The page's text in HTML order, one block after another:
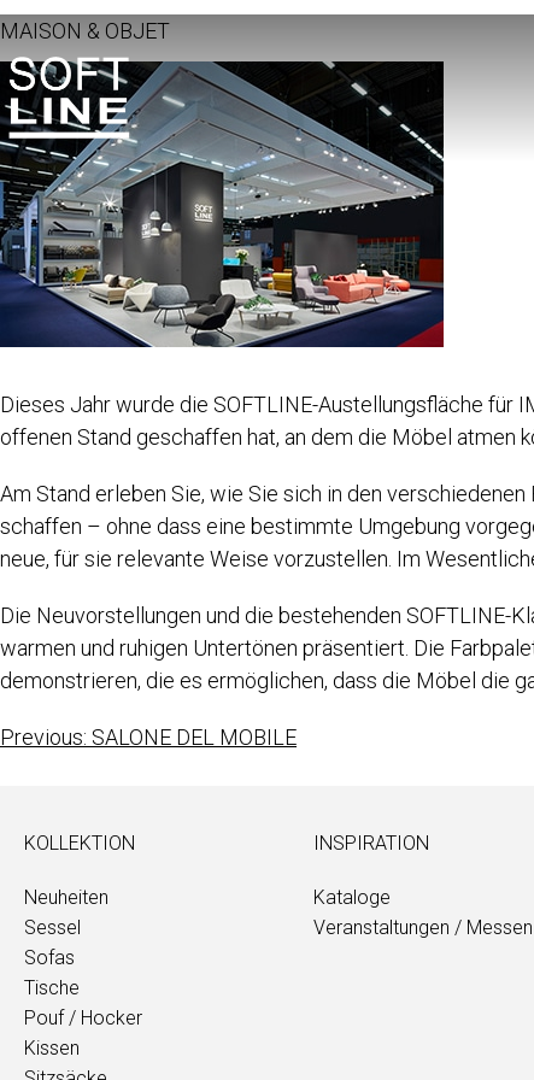
MAISON & OBJET
Dieses Jahr wurde die SOFTLINE-Austellungsfläche für
offenen Stand geschaffen hat, an dem die Möbel atmen
Am Stand erleben Sie, wie Sie sich in den
schaffen – ohne dass eine bestimmte Umgebung
neue, für sie relevante Weise vorzustellen. Im
Die Neuvorstellungen und die bestehenden SOFTLINE-
warmen und ruhigen Untertönen präsentiert. Die
demonstrieren, die es ermöglichen, dass die Möbel die
Previous: SALONE DEL MOBILE
KOLLEKTION
Neuheiten
Sessel
Sofas
Tische
Pouf / Hocker
Kissen
INSPIRATION
Kataloge
Veranstaltungen / Messen